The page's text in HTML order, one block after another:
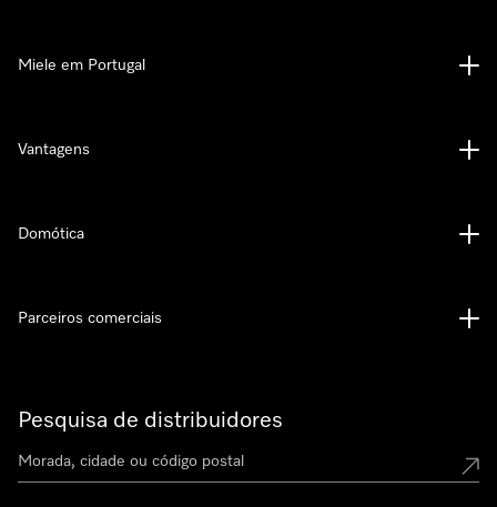
Pesquisa de distribuidores
Miele em Portugal
Vantagens
Domótica
Parceiros comerciais